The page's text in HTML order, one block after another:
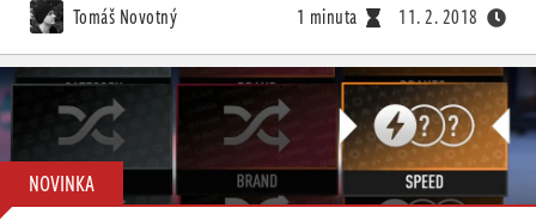
Tomáš Novotný 1 minuta 11. 2. 2018
NOVINKA